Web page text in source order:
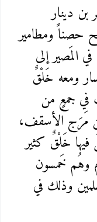
دينار
حصناً ومطامير
المَصير إلى
ومعه خَلْقٌ
في جمعٍ من
مَرَج الأسقف،
خَلْقٌ كثير
وهُم خَمسون
وذلك في